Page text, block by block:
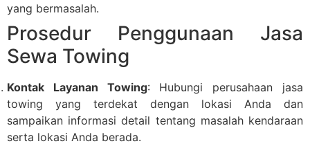
yang bermasalah.
Prosedur Penggunaan Jasa
Sewa Towing
Kontak Layanan Towing: Hubungi perusahaan jasa
towing yang terdekat dengan lokasi Anda dan
sampaikan informasi detail tentang masalah kendaraan
serta lokasi Anda berada.